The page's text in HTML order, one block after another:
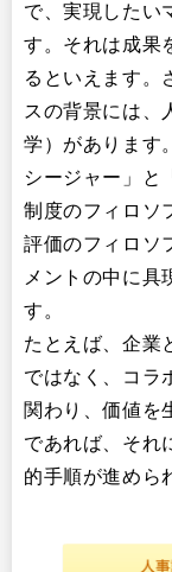
で、実現したい
す。それは成果
るといえます。
スの背景には、
学）があります
シージャー」と
制度のフィロソ
評価のフィロソ
メントの中に具
す。
たとえば、企業
ではなく、コラ
関わり、価値を
であれば、それ
的手順が進めら